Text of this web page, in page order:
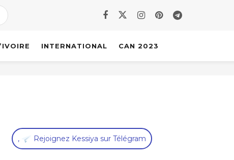
INTERNATIONAL CAN 2023
, Rejoignez Kessiya sur Télégram